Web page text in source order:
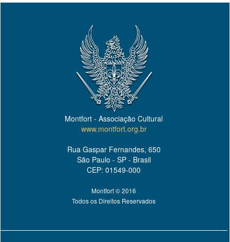
Montfort - Associação Cultural
www.montfort.org.br
Rua Gaspar Fernandes, 650
São Paulo - SP - Brasil
CEP: 01549-000
Montfort © 2016
Todos os Direitos Reservados